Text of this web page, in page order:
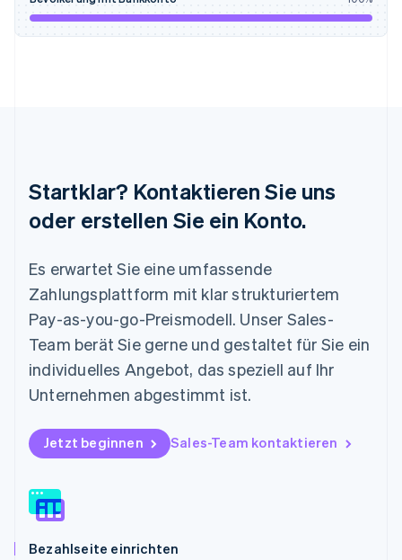
Startklar? Kontaktieren Sie uns
oder erstellen Sie ein Konto.
Es erwartet Sie eine umfassende
Zahlungsplattform mit klar strukturiertem
Pay-as-you-go-Preismodell. Unser Sales-
Team berät Sie gerne und gestaltet für Sie ein
individuelles Angebot, das speziell auf Ihr
Unternehmen abgestimmt ist.
Jetzt beginnen Sales-Team kontaktieren
Bezahlseite einrichten
English
Liechtenstein
DeutschEnglish
English
EspañolEnglish
English
NederlandsEnglish
Norwegen
English
Österreich
Deutsch English
Polen
Portugal
PortuguêsEnglish
Rumänien
Schweden
Svenska
DeutschFrançaisItaliano